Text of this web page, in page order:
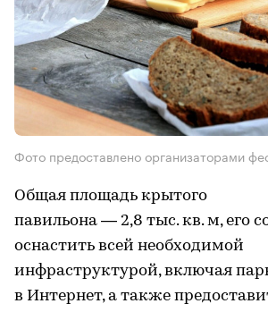
Фото предоставлено организаторами
Общая площадь крытого
павильона — 2,8 тыс. кв. м, его
оснастить всей необходимой
инфраструктурой, включая
в Интернет, а также